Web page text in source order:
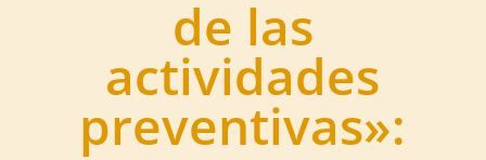
de las
actividades
preventivas»: